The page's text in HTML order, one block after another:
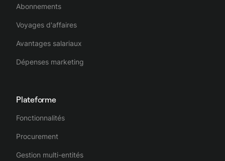
Abonnements
Voyages d'affaires
Avantages salariaux
Dépenses marketing
Plateforme
Fonctionnalités
Procurement
Gestion multi-entités